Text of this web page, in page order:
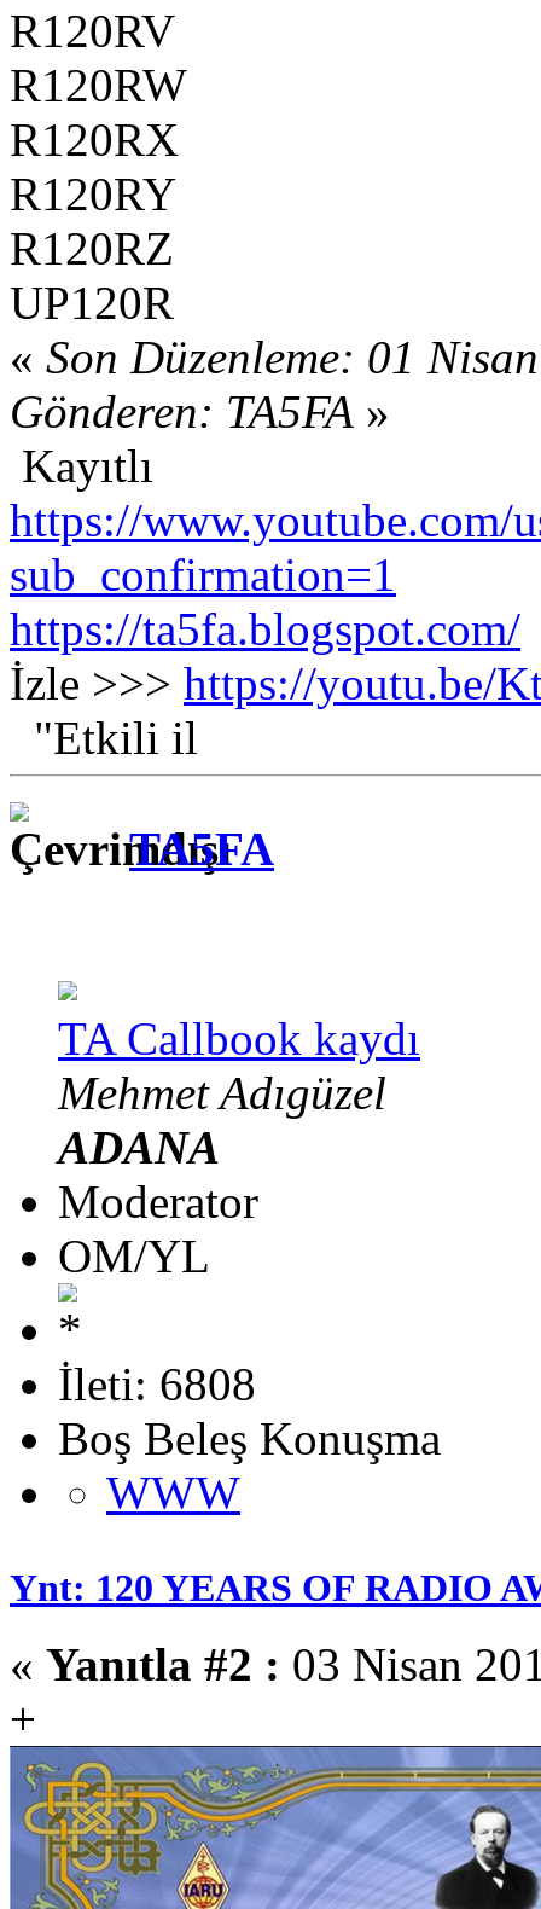
R120RV
R120RW
R120RX
R120RY
R120RZ
UP120R
« Son Düzenleme: 01
Gönderen: TA5FA »
Kayıtlı
https://www.youtube.com/
sub_confirmation=1
https://ta5fa.blogspot.com/
İzle >>> https://youtu.be/
"Etkili il
TA5FA
TA Callbook kaydı
Mehmet Adıgüzel
ADANA
Moderator
OM/YL
İleti: 6808
Boş Beleş Konuşma
WWW
Ynt: 120 YEARS OF RADIO
« Yanıtla #2 : 03 Nisan
+